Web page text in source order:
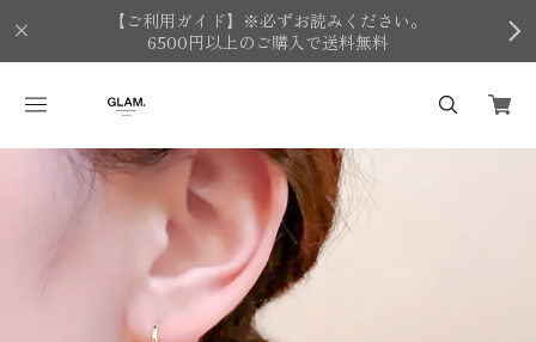
【ご利用ガイド】※必ずお読みください。
6500円以上のご購入で送料無料